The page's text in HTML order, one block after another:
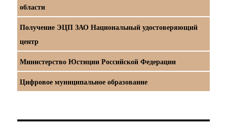
области
Получение ЭЦП ЗАО Национальный удостоверяющий
центр
Министерство Юстиции Российской Федерации
Цифровое муниципальное образование